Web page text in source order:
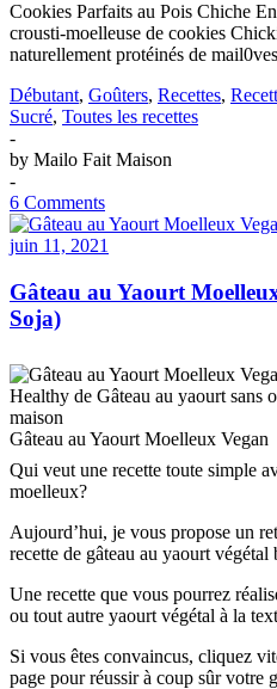
Cookies Parfaits au Pois Chiche
crousti-moelleuse de cookies
naturellement protéinés de
Débutant, Goûters, Recettes,
Sucré, Toutes les recettes
-
by Mailo Fait Maison
-
6 Comments
juin 11, 2021
Gâteau au Yaourt
Soja)
Gâteau au Yaourt Moelleux Vegan
Qui veut une recette toute simple
moelleux?
Aujourd’hui, je vous propose un
recette de gâteau au yaourt
Une recette que vous pourrez
ou tout autre yaourt végétal à la
Si vous êtes convaincus, cliquez
page pour réussir à coup sûr votre